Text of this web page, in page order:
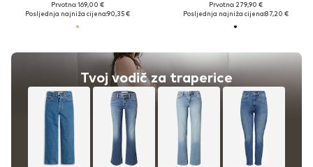
Prvotno: 169,00 €
Posljednja najniža cijena:90,35 €
Prvotno: 279,90 €
Posljednja najniža cijena:87,20 €
Tvoj vodič za traperice